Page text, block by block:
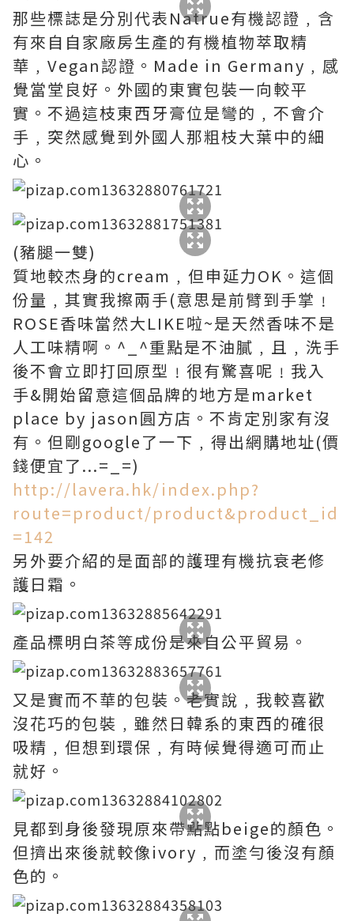
那些標誌是分別代表Natrue有機認證﹐含
有來自自家廠房生產的有機植物萃取精
華﹐Vegan認證。Made in Germany﹐感
覺當堂良好。外國的東實包裝一向較平
實。不過這枝東西牙膏位是彎的﹐不會介
手﹐突然感覺到外國人那粗枝大葉中的細
心。
(豬腿一雙)
質地較杰身的cream﹐但申延力OK。這個
份量﹐其實我擦兩手(意思是前臂到手掌﹗
ROSE香味當然大LIKE啦~是天然香味不是
人工味精啊。^_^重點是不油膩﹐且﹐洗手
後不會立即打回原型﹗很有驚喜呢﹗我入
手&開始留意這個品牌的地方是market
place by jason圓方店。不肯定別家有沒
有。但剛google了一下﹐得出網購地址(價
錢便宜了...=_=)
http://lavera.hk/index.php?
route=product/product&product_id
=142
另外要介紹的是面部的護理有機抗衰老修
護日霜。
產品標明白茶等成份是來自公平貿易。
又是實而不華的包裝。老實說﹐我較喜歡
沒花巧的包裝﹐雖然日韓系的東西的確很
吸精﹐但想到環保﹐有時候覺得適可而止
就好。
見都到身後發現原來帶點點beige的顏色。
但擠出來後就較像ivory﹐而塗勻後沒有顏
色的。